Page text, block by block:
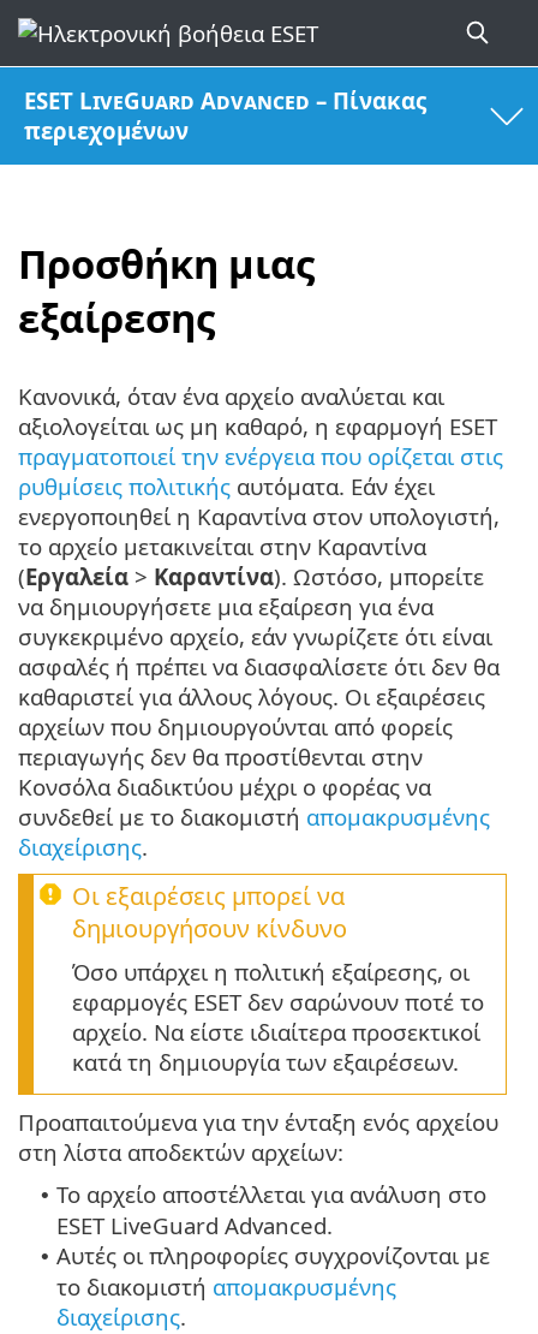
ESET LiveGuard Advanced – Πίνακας
περιεχομένων
Προσθήκη μιας
εξαίρεσης
Κανονικά, όταν ένα αρχείο αναλύεται και
αξιολογείται ως μη καθαρό, η εφαρμογή ESET
πραγματοποιεί την ενέργεια που ορίζεται στις
ρυθμίσεις πολιτικής αυτόματα. Εάν έχει
ενεργοποιηθεί η Καραντίνα στον υπολογιστή,
το αρχείο μετακινείται στην Καραντίνα
(Εργαλεία > Καραντίνα). Ωστόσο, μπορείτε
να δημιουργήσετε μια εξαίρεση για ένα
συγκεκριμένο αρχείο, εάν γνωρίζετε ότι είναι
ασφαλές ή πρέπει να διασφαλίσετε ότι δεν θα
καθαριστεί για άλλους λόγους. Οι εξαιρέσεις
αρχείων που δημιουργούνται από φορείς
περιαγωγής δεν θα προστίθενται στην
Κονσόλα διαδικτύου μέχρι ο φορέας να
συνδεθεί με το διακομιστή απομακρυσμένης
διαχείρισης.
Οι εξαιρέσεις μπορεί να
δημιουργήσουν κίνδυνο
Όσο υπάρχει η πολιτική εξαίρεσης, οι
εφαρμογές ESET δεν σαρώνουν ποτέ το
αρχείο. Να είστε ιδιαίτερα προσεκτικοί
κατά τη δημιουργία των εξαιρέσεων.
Προαπαιτούμενα για την ένταξη ενός αρχείου
στη λίστα αποδεκτών αρχείων:
• Το αρχείο αποστέλλεται για ανάλυση στο
ESET LiveGuard Advanced.
• Αυτές οι πληροφορίες συγχρονίζονται με
το διακομιστή απομακρυσμένης
διαχείρισης.